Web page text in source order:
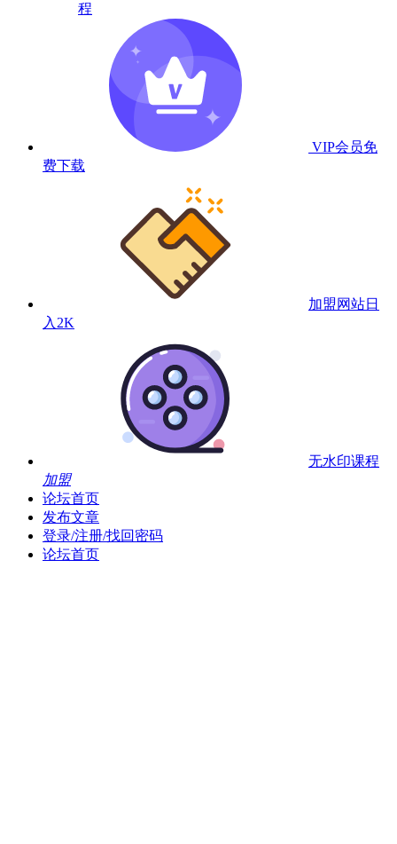
程
VIP会员免
费下载
加盟网站日
入2K
无水印课程
加盟
论坛首页
发布文章
登录/注册/找回密码
论坛首页